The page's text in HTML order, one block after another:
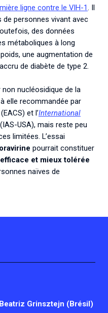
ligne contre le VIH-1
. Il
personnes vivant avec
des données
métaboliques à long
une augmentation de
de diabète de type 2.
non nucléosidique de la
elle recommandée par
(EACS) et l’International
USA), mais reste peu
limitées. L’essai
pourrait constituer
et mieux tolérée
naïves de
Grinsztejn (Brésil)